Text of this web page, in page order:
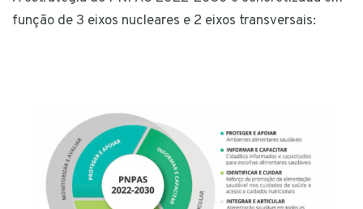
função de 3 eixos nucleares e 2 eixos transversais: